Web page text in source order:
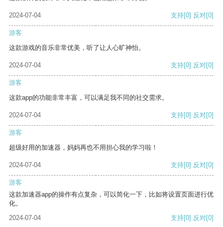
2024-07-04 支持[0] 反对[0]
游客
这款游戏的音乐非常优美，听了让人心旷神怡。
2024-07-04 支持[0] 反对[0]
游客
这款app的功能非常丰富，可以满足我不同的社交需求。
2024-07-04 支持[0] 反对[0]
游客
超级好用的加速器，妈妈再也不用担心我的学习啦！
2024-07-04 支持[0] 反对[0]
游客
这款加速器app的操作有点复杂，可以简化一下，比如将设置页面进行优
化。
2024-07-04
支持[0] 反对[0]